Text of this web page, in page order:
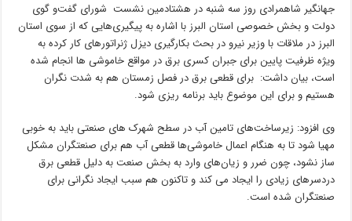
جهانگیر شاهمرادی روز سه شنبه در هشتادمین نشست شورای گفت‌و گوی
دولت و بخش خصوصی استان البرز با اشاره به پیگیری‌هایی که از سوی استان
البرز در ملاقات با وزیر نیرو در بحث بکارگیری دیزل ژنراتورهای کار کرده به
ویژه ظرفیت پایین برای جبران کسری برق در مواقع خاموشی ها انجام شده
است، بیان داشت: برای قطعی برق در فصل زمستان هم به شدت نگران
هستیم و برای این موضوع باید برنامه ریزی شود.
وی افزود: زیرساخت‌های تامین آب در سطح شهرک های صنعتی باید به خوبی
مهیا شود تا به هنگام اعمال خاموشی‌ها قطعی آب هم برای صنعتگران مشکل
ساز نشود، چون ضرر و زیان‌های وارد به بخش صنعت به دلیل قطعی برق
دردسرهای زیادی را ایجاد می کند و تاکنون هم سبب ایجاد نگرانی برای
صنعتگران شده است.